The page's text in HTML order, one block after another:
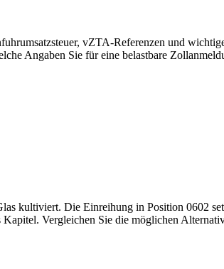
vZTA-Referenzen und
Angaben Sie für eine belastbare
kultiviert. Die Einreihung in Position 0602
Vergleichen Sie die möglichen